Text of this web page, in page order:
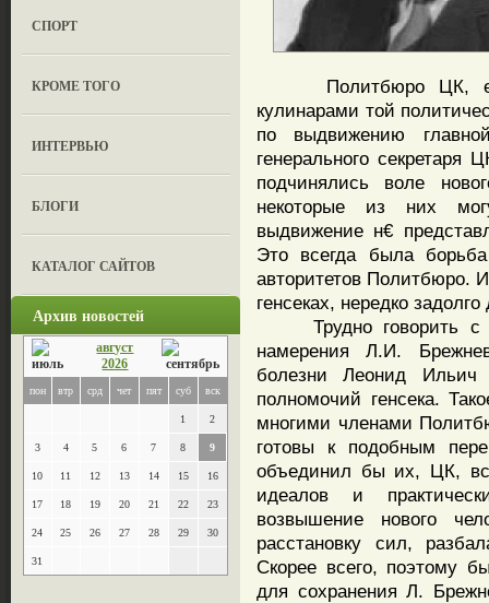
СПОРТ
КРОМЕ ТОГО
ИНТЕРВЬЮ
БЛОГИ
КАТАЛОГ САЙТОВ
Архив новостей
август
2026
пон втр срд чет пят суб вск
1 2
3 4 5 6 7 8 9
10 11 12 13 14 15 16
17 18 19 20 21 22 23
24 25 26 27 28 29 30
31
Политбюро ЦК, его
кулинарами той
по выдвижению
генерального
подчинялись воле
некоторые из них
выдвижение н€
Это всегда была
авторитетов Политбюро.
генсеках, нередко
Трудно говорить с
намерения Л.И.
болезни Леонид
полномочий генсека.
многими членами
готовы к подобным
объединил бы их, ЦК,
идеалов и
возвышение нового
расстановку сил,
Скорее всего, поэтому
для сохранения Л.